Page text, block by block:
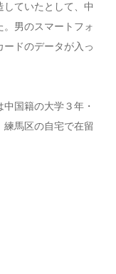
ていたとして、中
男のスマートフォ
ドのデータが入っ
国籍の大学３年・
馬区の自宅で在留